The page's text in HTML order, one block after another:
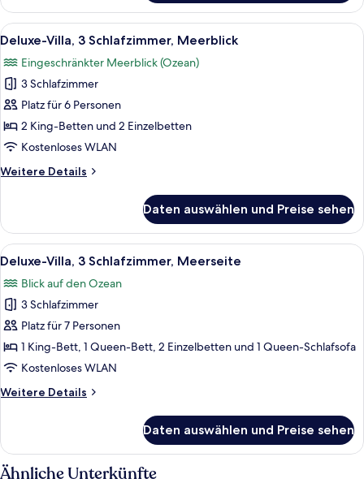
Villa,
2 Schlafzimmer,
Meerseite
Alle
Fotos
für
Deluxe-
Villa,
3 Schlafzimmer,
Meerblick
Ein Balkon mit Glastisch, Blick auf
26
Deluxe-Villa, 3 Schlafzimmer, Meerblick
Eingeschränkter Meerblick (Ozean)
3 Schlafzimmer
Platz für 6 Personen
2 King-Betten und 2 Einzelbetten
Kostenloses WLAN
Weitere Details
Weitere
Villa,
3 Schlafzimmer,
Meerblick
Daten auswählen und Preise sehen
Alle
Fotos
für
Deluxe-
Villa,
3 Schlafzimmer,
Meerseite
Ein heller Raum mit weißen
33
Deluxe-Villa, 3 Schlafzimmer, Meerseite
Blick auf den Ozean
3 Schlafzimmer
Platz für 7 Personen
1 King-Bett, 1 Queen-Bett, 2 Einzelbetten und 1 Queen-Schlafsofa
Kostenloses WLAN
Weitere Details
Weitere
Villa,
3 Schlafzimmer,
Meerseite
Daten auswählen und Preise sehen
Ähnliche Unterkünfte